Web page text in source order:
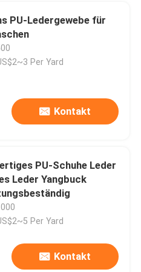
PU-Ledergewebe für
Per Yard
Kontakt
PU-Schuhe Leder
Leder Yangbuck
Per Yard
Kontakt